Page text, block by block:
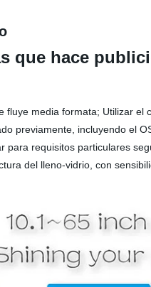
que hace
fluye media formata; Utilizar
previamente, incluyendo el
para requisitos particulares
del lleno-vidrio, con